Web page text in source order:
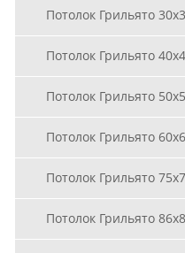
Потолок Грильято
Потолок Грильято
Потолок Грильято
Потолок Грильято
Потолок Грильято
Потолок Грильято